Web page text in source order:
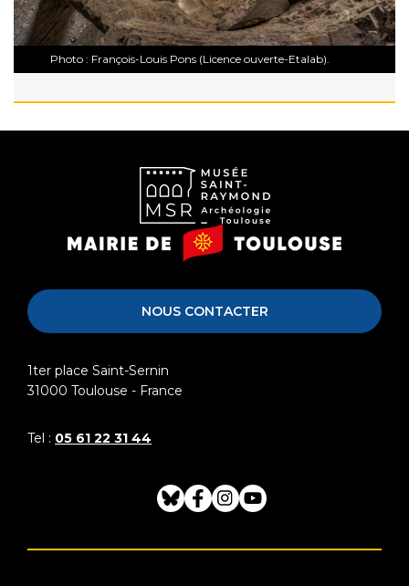
Photo : François-Louis Pons (Licence ouverte-Etalab).
Musée
Saint-
Mairie
de
NOUS CONTACTER
1ter place Saint-Sernin
31000 Toulouse - France
Tel : 05 61 22 31 44
BlueskyFacebook
Instagram
Youtube